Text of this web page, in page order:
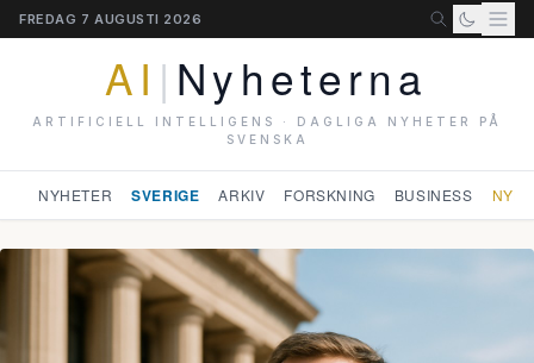
FREDAG 7 AUGUSTI 2026
AI | Nyheterna
ARTIFICIELL INTELLIGENS · DAGLIGA NYHETER PÅ
SVENSKA
NYHETER SVERIGE ARKIV FORSKNING BUSINESS